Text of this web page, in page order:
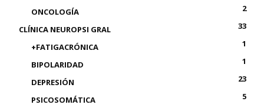
ONCOLOGÍA
2
CLÍNICA NEUROPSI GRAL
33
+FATIGACRÓNICA
1
BIPOLARIDAD
1
DEPRESIÓN
23
PSICOSOMÁTICA
5